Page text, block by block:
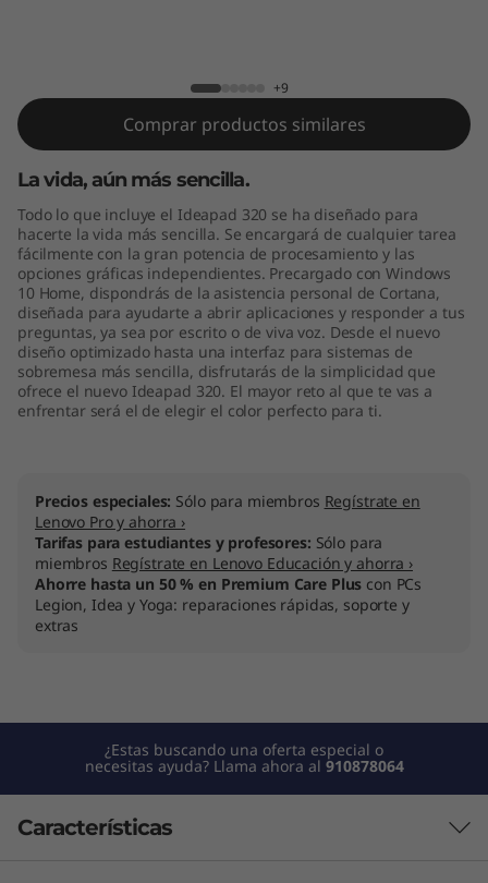
n
e
+9
Comprar productos similares
La vida, aún más sencilla.
Todo lo que incluye el Ideapad 320 se ha diseñado para
hacerte la vida más sencilla. Se encargará de cualquier tarea
fácilmente con la gran potencia de procesamiento y las
opciones gráficas independientes. Precargado con Windows
10 Home, dispondrás de la asistencia personal de Cortana,
diseñada para ayudarte a abrir aplicaciones y responder a tus
preguntas, ya sea por escrito o de viva voz. Desde el nuevo
diseño optimizado hasta una interfaz para sistemas de
sobremesa más sencilla, disfrutarás de la simplicidad que
ofrece el nuevo Ideapad 320. El mayor reto al que te vas a
enfrentar será el de elegir el color perfecto para ti.
Precios especiales: Sólo para miembros Regístrate en
Lenovo Pro y ahorra ›
Tarifas para estudiantes y profesores: Sólo para
miembros Regístrate en Lenovo Educación y ahorra ›
Ahorre hasta un 50 % en Premium Care Plus con PCs
Legion, Idea y Yoga: reparaciones rápidas, soporte y
extras
¿Estas buscando una oferta especial o
necesitas ayuda? Llama ahora al 910878064
Características